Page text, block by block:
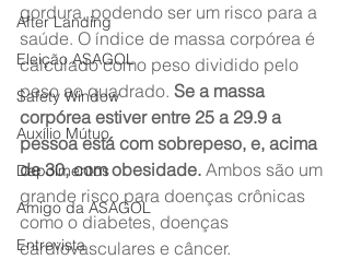
After Landing
Eleição ASAGOL
Safety Window
Auxílio Mútuo
Depoimentos
Amigo da ASAGOL
Entrevista
gordura, podendo ser um risco para a
saúde. O índice de massa corpórea é
calculado como peso dividido pelo
peso ao quadrado. Se a massa
corpórea estiver entre 25 a 29.9 a
pessoa está com sobrepeso, e, acima
de 30, com obesidade. Ambos são um
grande risco para doenças crônicas
como o diabetes, doenças
cardiovasculares e câncer.